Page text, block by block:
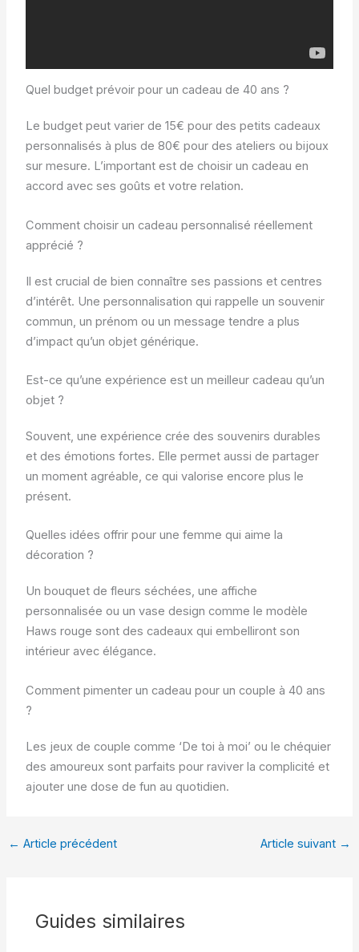
Quel budget prévoir pour un cadeau de 40 ans ?
Le budget peut varier de 15€ pour des petits cadeaux
personnalisés à plus de 80€ pour des ateliers ou bijoux
sur mesure. L’important est de choisir un cadeau en
accord avec ses goûts et votre relation.
Comment choisir un cadeau personnalisé réellement
apprécié ?
Il est crucial de bien connaître ses passions et centres
d’intérêt. Une personnalisation qui rappelle un souvenir
commun, un prénom ou un message tendre a plus
d’impact qu’un objet générique.
Est-ce qu’une expérience est un meilleur cadeau qu’un
objet ?
Souvent, une expérience crée des souvenirs durables
et des émotions fortes. Elle permet aussi de partager
un moment agréable, ce qui valorise encore plus le
présent.
Quelles idées offrir pour une femme qui aime la
décoration ?
Un bouquet de fleurs séchées, une affiche
personnalisée ou un vase design comme le modèle
Haws rouge sont des cadeaux qui embelliront son
intérieur avec élégance.
Comment pimenter un cadeau pour un couple à 40 ans
?
Les jeux de couple comme ‘De toi à moi’ ou le chéquier
des amoureux sont parfaits pour raviver la complicité et
ajouter une dose de fun au quotidien.
← Article précédent Article suivant →
Guides similaires